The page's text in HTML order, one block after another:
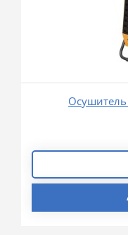
Осушитель